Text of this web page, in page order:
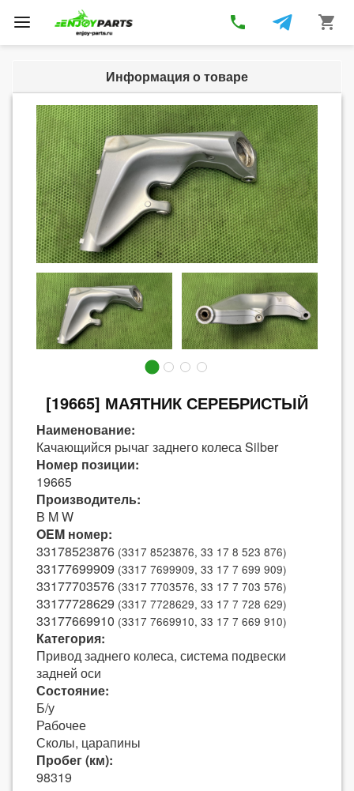
Toggle
navigation
phone shopping_cart
Информация о товаре
[19665] МАЯТНИК СЕРЕБРИСТЫЙ
Наименование:
Качающийся рычаг заднего колеса Silber
Номер позиции:
19665
Производитель:
B M W
OEM номер:
33178523876 (3317 8523876, 33 17 8 523 876)
33177699909 (3317 7699909, 33 17 7 699 909)
33177703576 (3317 7703576, 33 17 7 703 576)
33177728629 (3317 7728629, 33 17 7 728 629)
33177669910 (3317 7669910, 33 17 7 669 910)
Категория:
Привод заднего колеса, система подвески
задней оси
Состояние:
Б/у
Рабочее
Сколы, царапины
Пробег (км):
98319